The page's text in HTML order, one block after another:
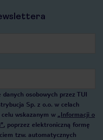
osobowych przez TUI
Sp. z o.o. w celach
wskazanym w „Informacji o
, poprzez elektroniczną formę
tzw. automatycznych